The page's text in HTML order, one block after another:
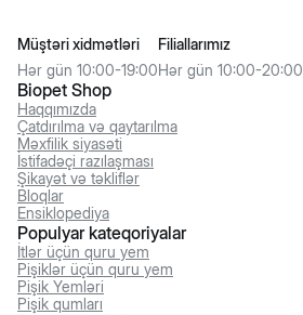
Biopet Shop
Haqqımızda
Çatdırılma və qaytarılma
Məxfilik siyasəti
İstifadəçi razılaşması
Şikayət və təkliflər
Bloqlar
Ensiklopediya
Müştəri xidmətləri
Hər gün 10:00-19:00
Filiallarımız
Hər gün 10:00-20:00
Populyar kateqoriyalar
İtlər üçün quru yem
Pişiklər üçün quru yem
Pişik Yemləri
Pişik qumları